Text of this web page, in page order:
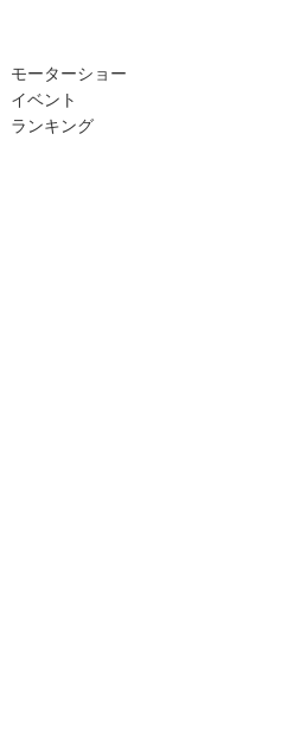
モーターショー
イベント
ランキング